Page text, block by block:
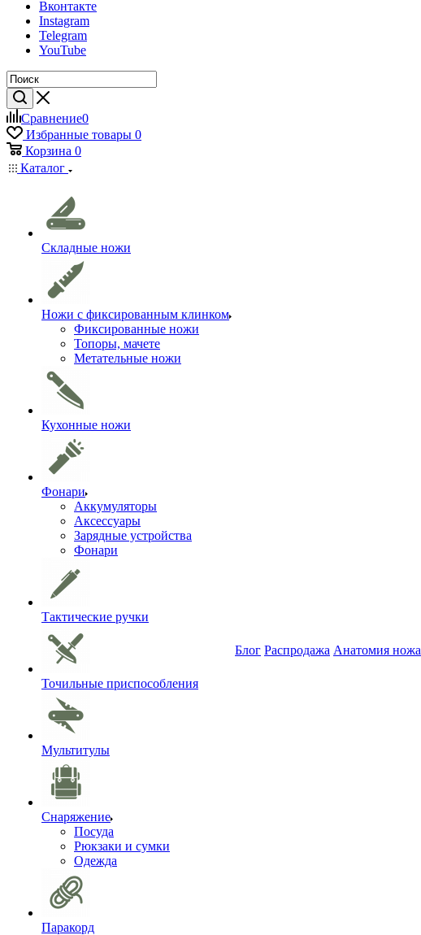
Вконтакте
Instagram
Telegram
YouTube
Сравнение0
Избранные товары 0
Корзина 0
Каталог
Складные ножи
Ножи с фиксированным клинком
Фиксированные ножи
Топоры, мачете
Метательные ножи
Кухонные ножи
Фонари
Аккумуляторы
Аксессуары
Зарядные устройства
Фонари
Тактические ручки
Точильные приспособления
Мультитулы
Снаряжение
Посуда
Рюкзаки и сумки
Одежда
Паракорд
Блог Распродажа Анатомия ножа